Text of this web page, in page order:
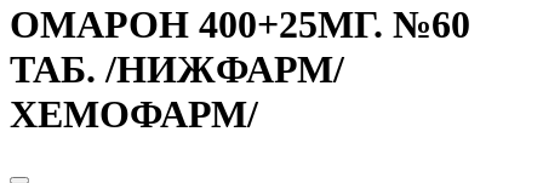
ОМАРОН 400+25МГ. №60
ТАБ. /НИЖФАРМ/
ХЕМОФАРМ/